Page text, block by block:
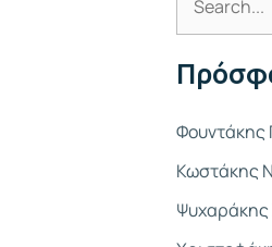
α
τ
η
Φουντάκης
Κωστάκης